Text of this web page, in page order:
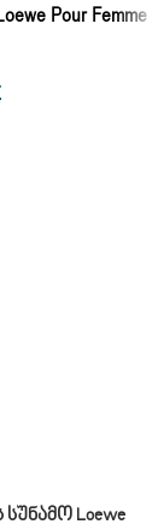
Pour Femme
Loewe